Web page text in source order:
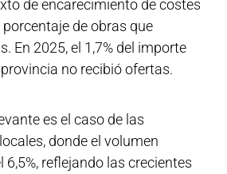
de encarecimiento de costes
de obras que
En 2025, el 1,7% del importe
no recibió ofertas.
es el caso de las
donde el volumen
6,5%, reflejando las crecientes